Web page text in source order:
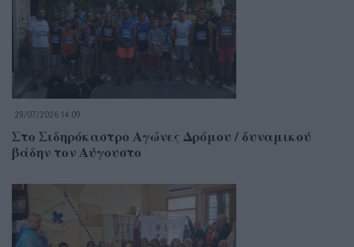
29/07/2026 14:09
Στο Σιδηρόκαστρο Αγώνες Δρόμου / δυναμικού
βάδην τον Αύγουστο